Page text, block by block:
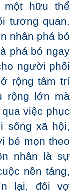
hữu thể
tương quan.
nhân phá bỏ
phá bỏ ngay
người phối
rộng tâm trí
rộng lớn mà
việc phục
sống xã hội,
bé mọn theo
nhân là sự
nền tảng,
lại, đôi vợ